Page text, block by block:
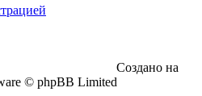
Создано на
© phpBB Limited